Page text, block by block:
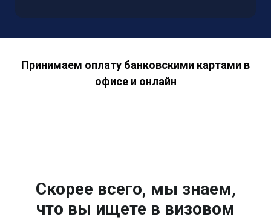
Принимаем оплату банковскими картами в
офисе и онлайн
Скорее всего, мы знаем,
что вы ищете в визовом